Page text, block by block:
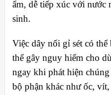
ẩm, dễ tiếp xúc với nước
sinh.
Việc dây nối gỉ sét có
thể gây nguy hiểm cho
ngay khi phát hiện
bộ phận khác như ốc,